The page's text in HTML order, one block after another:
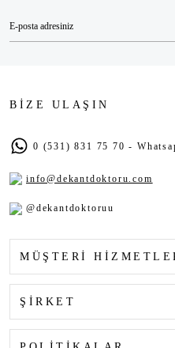
BİZE ULAŞIN
0 (531) 831 75 70 -
info@dekantdoktoru.com
@dekantdoktoruu
MÜŞTERİ
ŞİRKET